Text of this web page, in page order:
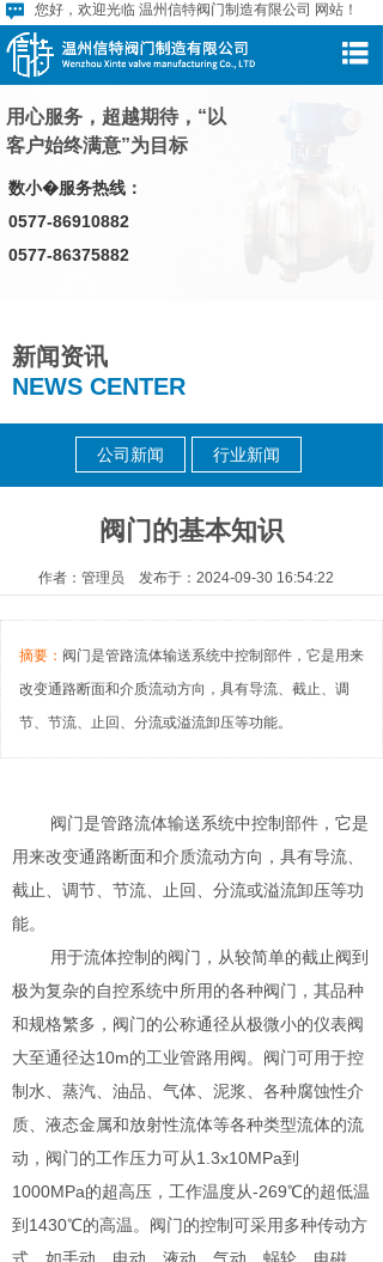
数小�服务热线：
0577-86910882
0577-86375882
用心服务，超越期待，“以
客户始终满意”为目标
您好，欢迎光临 温州信特阀门制造有限公司 网站！
关于我们
产品中心
新闻中心
联系我们
新闻资讯
NEWS CENTER
公司新闻 行业新闻
阀门的基本知识
作者：管理员 发布于：2024-09-30 16:54:22
摘要： 阀门是管路流体输送系统中控制部件，它是用来
改变通路断面和介质流动方向，具有导流、截止、调
节、节流、止回、分流或溢流卸压等功能。
阀门是管路流体输送系统中控制部件，它是
用来改变通路断面和介质流动方向，具有导流、
截止、调节、节流、止回、分流或溢流卸压等功
能。
用于流体控制的阀门，从较简单的截止阀到
极为复杂的自控系统中所用的各种阀门，其品种
和规格繁多，阀门的公称通径从极微小的仪表阀
大至通径达10m的工业管路用阀。阀门可用于控
制水、蒸汽、油品、气体、泥浆、各种腐蚀性介
质、液态金属和放射性流体等各种类型流体的流
动，阀门的工作压力可从1.3х10MPa到
1000MPa的超高压，工作温度从-269℃的超低温
到1430℃的高温。阀门的控制可采用多种传动方